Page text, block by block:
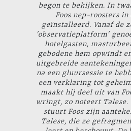
begon te bekijken. In
Foos nep-roosters
geïnstalleerd. Vanaf de
'observatieplatform'
hotelgasten,
gebodene hem opwindt
uitgebreide
na een gluursessie te
een verklaring tot
maakt hij deel uit van
wringt, zo noteert Talese.
stuurt Foos zijn
Talese, die ze